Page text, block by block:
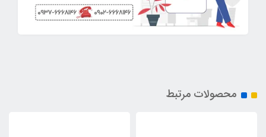
محصولات مرتبط